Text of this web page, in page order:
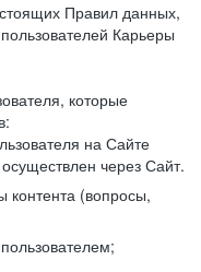
Правил данных,
Карьеры
которые
на Сайте
через Сайт.
контента (вопросы,